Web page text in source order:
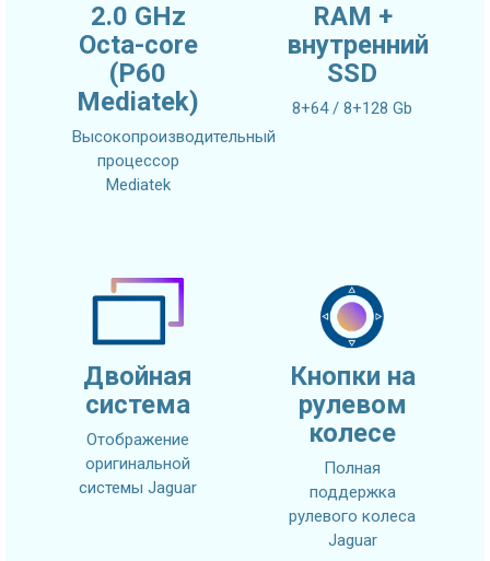
2.0 GHz
Octa-core
(P60
Mediatek)
Высокопроизводительный
процессор
Mediatek
RAM +
внутренний
SSD
8+64 / 8+128 Gb
Двойная
система
Отображение
оригинальной
системы Jaguar
Кнопки на
рулевом
колесе
Полная
поддержка
рулевого колеса
Jaguar